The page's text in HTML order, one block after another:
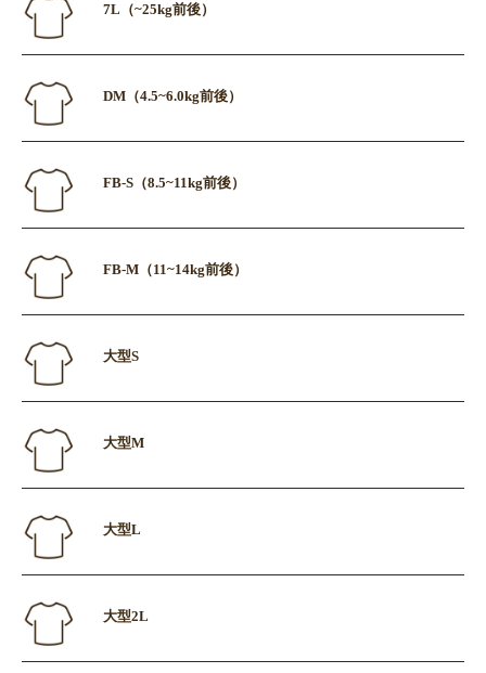
7L（~25kg前後）
DM（4.5~6.0kg前後）
FB-S（8.5~11kg前後）
FB-M（11~14kg前後）
大型S
大型M
大型L
大型2L